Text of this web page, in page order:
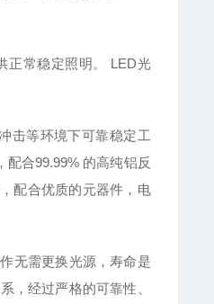
正常稳定照明。 LED光
击等环境下可靠稳定工
合99.99% 的高纯铝反
配合优质的元器件，电
无需更换光源，寿命是
，经过严格的可靠性、